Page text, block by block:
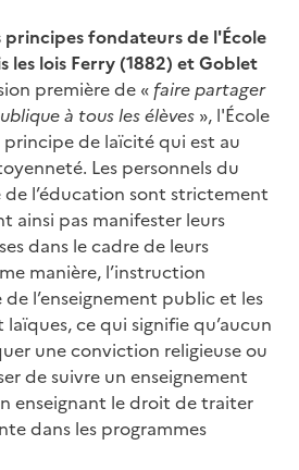
principes fondateurs de l'École
les lois Ferry (1882) et Goblet
première de « faire partager
à tous les élèves », l'École
de laïcité qui est au
Les personnels du
de l’éducation sont strictement
ainsi pas manifester leurs
dans le cadre de leurs
manière, l’instruction
de l’enseignement public et les
ce qui signifie qu’aucun
une conviction religieuse ou
de suivre un enseignement
enseignant le droit de traiter
dans les programmes